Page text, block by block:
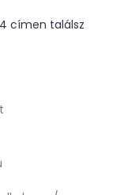
címen találsz